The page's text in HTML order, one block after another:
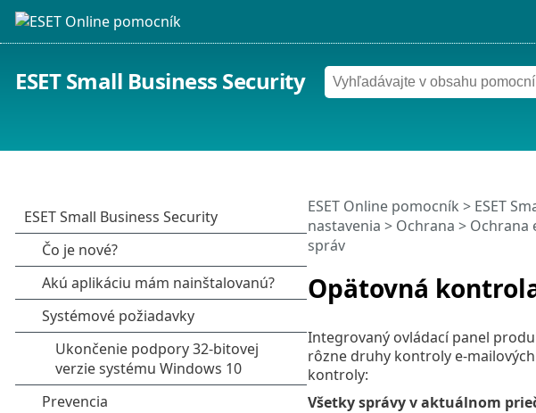
ESET Small Business Security
Opätovná
ESET Online pomocník > ESET
nastavenia > Ochrana > Ochrana
správ
Integrovaný ovládací panel
rôzne druhy kontroly e-
kontroly:
Všetky správy v aktuálnom